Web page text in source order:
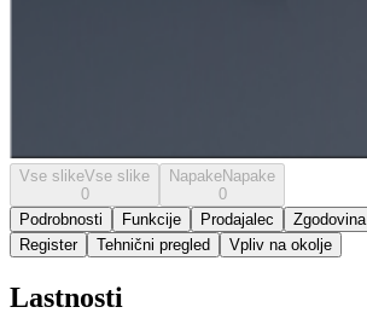
Vse slikeVse slike
0
NapakeNapake
0
Podrobnosti
Funkcije Prodajalec Zgodovina
Register
Tehnični pregled Vpliv na okolje
Lastnosti